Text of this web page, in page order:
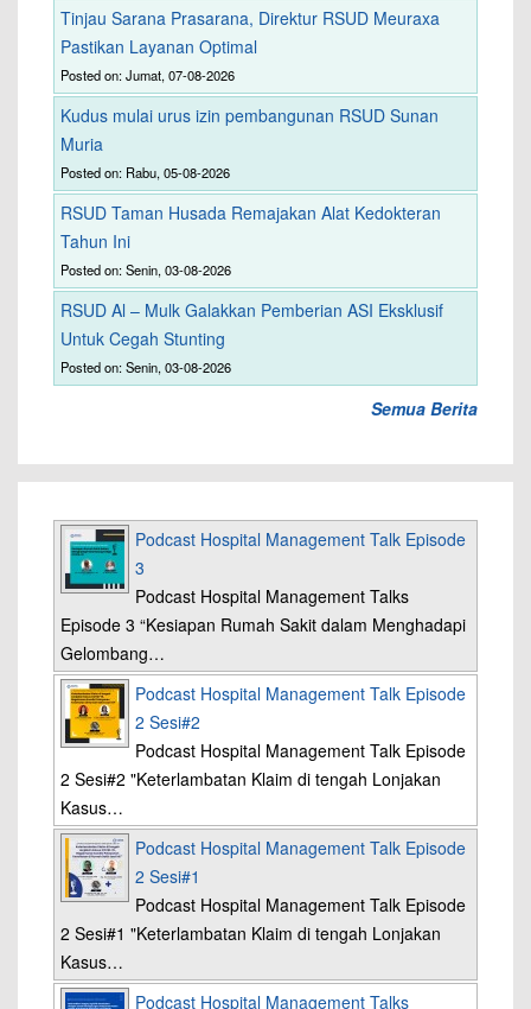
Tinjau Sarana Prasarana, Direktur RSUD Meuraxa
Pastikan Layanan Optimal
Posted on: Jumat, 07-08-2026
Kudus mulai urus izin pembangunan RSUD Sunan
Muria
Posted on: Rabu, 05-08-2026
RSUD Taman Husada Remajakan Alat Kedokteran
Tahun Ini
Posted on: Senin, 03-08-2026
RSUD Al – Mulk Galakkan Pemberian ASI Eksklusif
Untuk Cegah Stunting
Posted on: Senin, 03-08-2026
Semua Berita
Podcast Hospital Management Talk Episode
3
Podcast Hospital Management Talks
Episode 3 “Kesiapan Rumah Sakit dalam Menghadapi
Gelombang…
Podcast Hospital Management Talk Episode
2 Sesi#2
Podcast Hospital Management Talk Episode
2 Sesi#2 "Keterlambatan Klaim di tengah Lonjakan
Kasus…
Podcast Hospital Management Talk Episode
2 Sesi#1
Podcast Hospital Management Talk Episode
2 Sesi#1 "Keterlambatan Klaim di tengah Lonjakan
Kasus…
Podcast Hospital Management Talks